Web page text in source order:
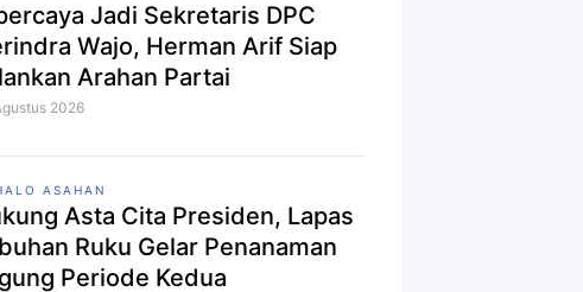
Jadi Sekretaris DPC
Wajo, Herman Arif Siap
Arahan Partai
2026
ASAHAN
Asta Cita Presiden, Lapas
Ruku Gelar Penanaman
Periode Kedua